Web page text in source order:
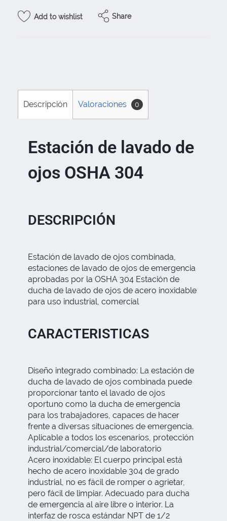
Add to wishlist Share
Descripción Valoraciones 0
Estación de lavado de
ojos OSHA 304
DESCRIPCIÓN
Estación de lavado de ojos combinada,
estaciones de lavado de ojos de emergencia
aprobadas por la OSHA 304 Estación de
ducha de lavado de ojos de acero inoxidable
para uso industrial, comercial
CARACTERISTICAS
Diseño integrado combinado: La estación de
ducha de lavado de ojos combinada puede
proporcionar tanto el lavado de ojos
oportuno como la ducha de emergencia
para los trabajadores, capaces de hacer
frente a diversas situaciones de emergencia.
Aplicable a todos los escenarios, protección
industrial/comercial/de laboratorio
Acero inoxidable: El cuerpo principal está
hecho de acero inoxidable 304 de grado
industrial, no es fácil de romper o agrietar,
pero fácil de limpiar. Adecuado para ducha
de emergencia al aire libre o interior. La
interfaz de rosca estándar NPT de 1/2